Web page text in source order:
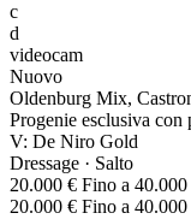
c
d
videocam
Nuovo
Oldenburg Mix,
Progenie esclusiva
V: De Niro Gold
Dressage · Salto
20.000 € Fino a 40.000
20.000 € Fino a 40.000